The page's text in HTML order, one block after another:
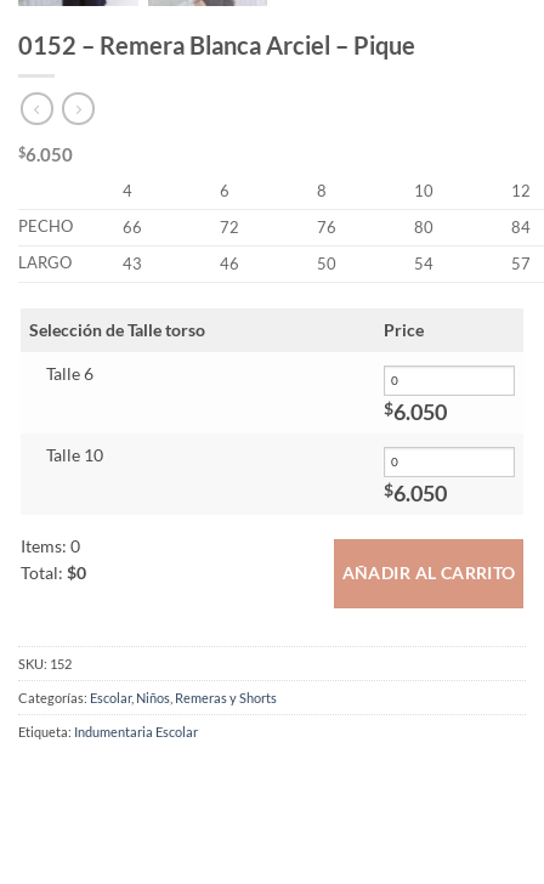
0152 – Remera Blanca Arciel – Pique
$6.050
4 6 8 10
12
PECHO
66 72 76 80
84
LARGO
43 46 50 54 57
Selección de Talle torso Price
Talle 6
$6.050
Talle 10
$6.050
Items: 0
Total: $0
Your
total
is
$0
AÑADIR AL CARRITO
SKU: 152
Categorías: Escolar, Niños Remeras y Shorts
Etiqueta: Indumentaria Escolar